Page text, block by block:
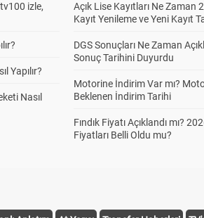
izle,
Yapılır?
Nasıl
Açık Lise Kayıtları Ne Zaman
Kayıt Yenileme ve Yeni Kayıt
DGS Sonuçları Ne Zaman
Sonuç Tarihini Duyurdu
Motorine İndirim Var mı?
Beklenen İndirim Tarihi
Fındık Fiyatı Açıklandı mı?
Fiyatları Belli Oldu mu?